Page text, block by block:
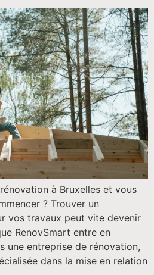
à Bruxelles et vous
? Trouver un
vos travaux peut vite devenir
RenovSmart entre en
une entreprise de rénovation,
dans la mise en relation